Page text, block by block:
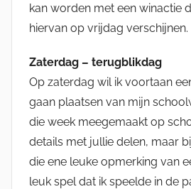
kan worden met een winactie
hiervan op vrijdag verschijnen.
Zaterdag – terugblikdag
Op zaterdag wil ik voortaan
gaan plaatsen van mijn
die week meegemaakt op
details met jullie delen, maar
die ene leuke opmerking van
leuk spel dat ik speelde in de